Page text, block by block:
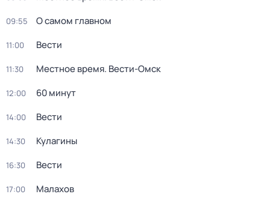
09:55 О самом главном
11:00 Вести
11:30 Местное время. Вести-Омск
12:00 60 минут
14:00 Вести
14:30 Кулагины
16:30 Вести
17:00 Малахов